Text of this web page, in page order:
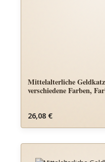
Mittelalterliche
verschiedene Farben,
Regulärer Preis:
26,08 €